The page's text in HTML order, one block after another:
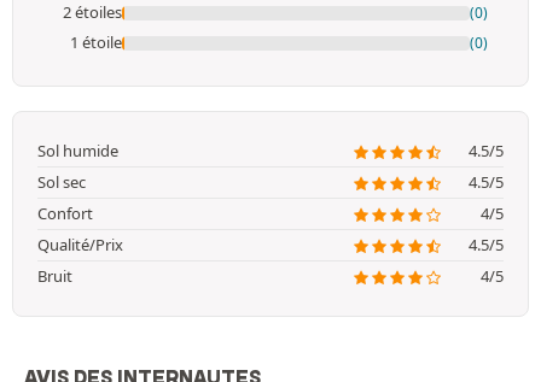
2 étoiles (0)
1 étoile (0)
Sol humide
4.5/5
Sol sec
4.5/5
Confort
4/5
Qualité/Prix
4.5/5
Bruit
4/5